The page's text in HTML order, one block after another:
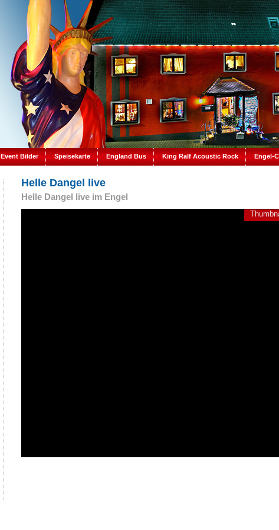
Event Bilder Speisekarte England Bus King Ralf Acoustic Rock Engel-
Helle Dangel live
Helle Dangel live im Engel